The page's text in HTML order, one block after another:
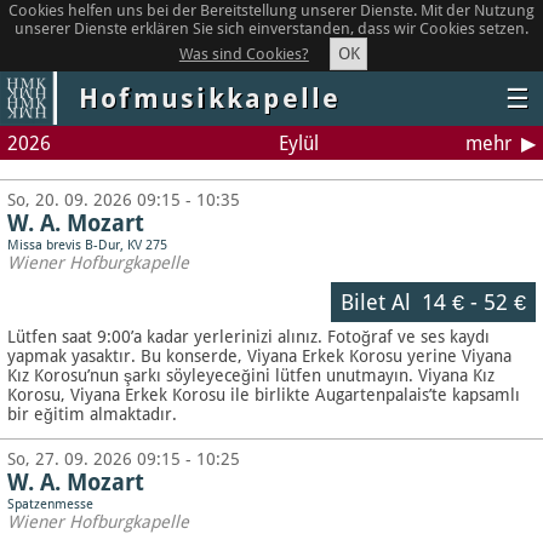
Cookies helfen uns bei der Bereitstellung unserer Dienste. Mit der Nutzung
unserer Dienste erklären Sie sich einverstanden, dass wir Cookies setzen.
Was sind Cookies?
OK
Hofmusikkapelle ☰
2026 Eylül mehr
So, 20. 09. 2026 09:15 - 10:35
W. A. Mozart
Missa brevis B-Dur, KV 275
Wiener Hofburgkapelle
Bilet Al 14 €- 52 €
Lütfen saat 9:00’a kadar yerlerinizi alınız. Fotoğraf ve ses kaydı
yapmak yasaktır. Bu konserde, Viyana Erkek Korosu yerine Viyana
Kız Korosu’nun şarkı söyleyeceğini lütfen unutmayın. Viyana Kız
Korosu, Viyana Erkek Korosu ile birlikte Augartenpalais’te kapsamlı
bir eğitim almaktadır.
So, 27. 09. 2026 09:15 - 10:25
W. A. Mozart
Spatzenmesse
Wiener Hofburgkapelle